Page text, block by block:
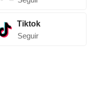
Tiktok
Seguir